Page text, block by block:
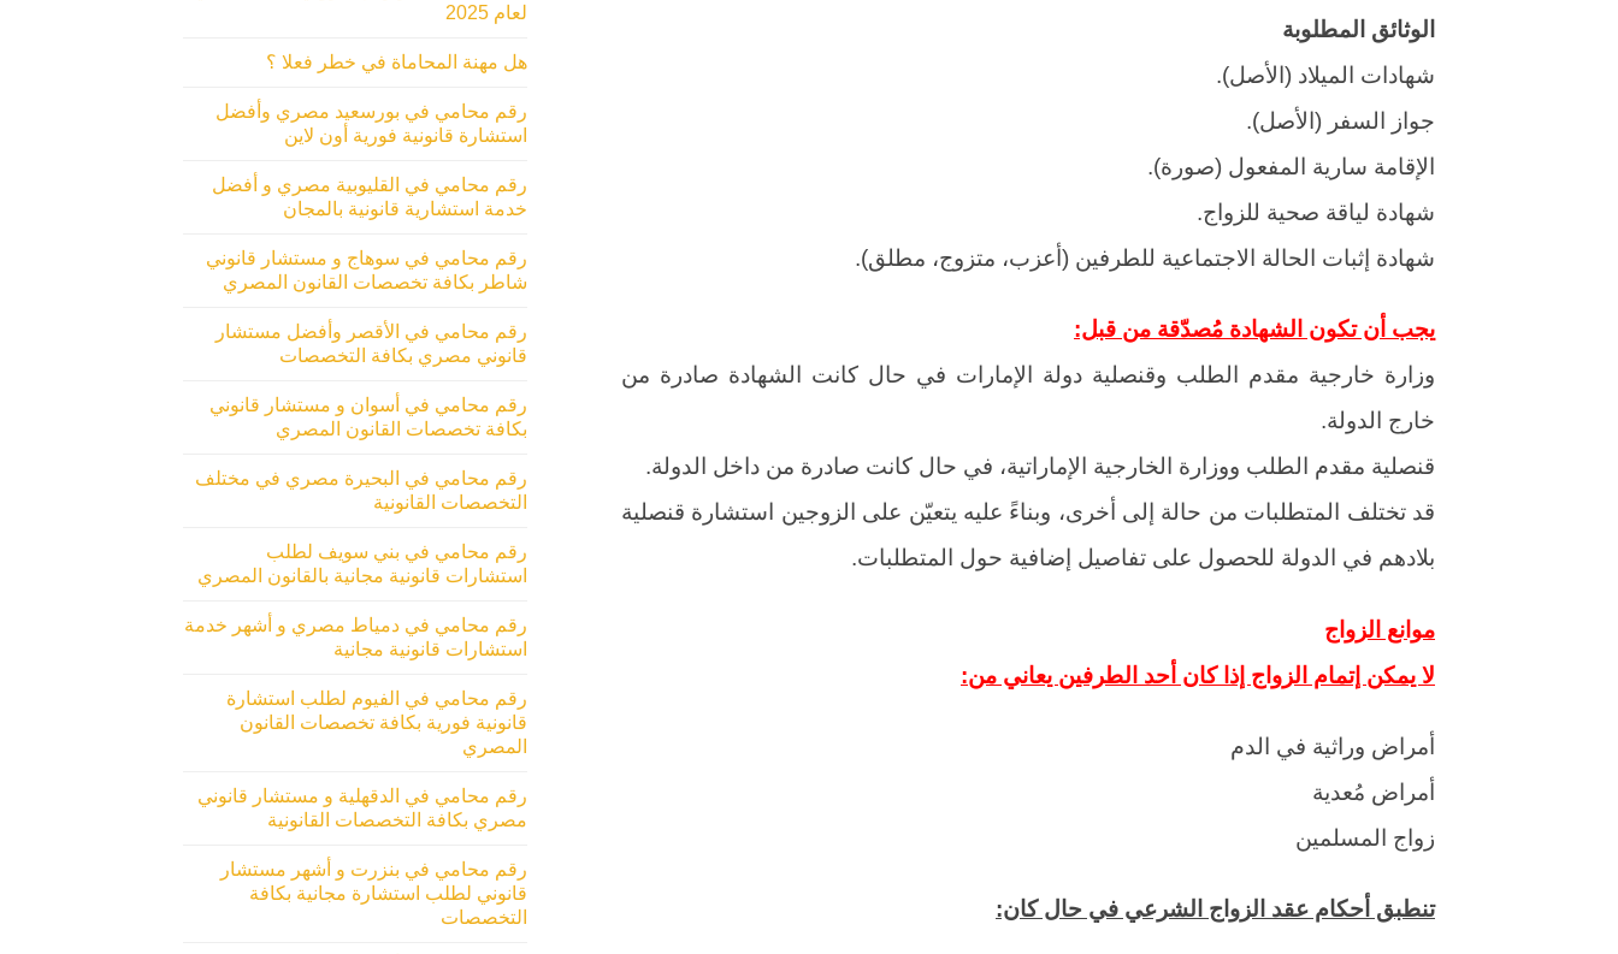
الوثائق المطلوبة
شهادات الميلاد (الأصل).
جواز السفر (الأصل).
الإقامة سارية المفعول (صورة).
شهادة لياقة صحية للزواج.
شهادة إثبات الحالة الاجتماعية للطرفين (أعزب، متزوج، مطلق).
يجب أن تكون الشهادة مُصدّقة من قبل:
وزارة خارجية مقدم الطلب وقنصلية دولة الإمارات في حال كانت الشهادة صادرة من
خارج الدولة.
قنصلية مقدم الطلب ووزارة الخارجية الإماراتية، في حال كانت صادرة من داخل الدولة.
قد تختلف المتطلبات من حالة إلى أخرى، وبناءً عليه يتعيّن على الزوجين استشارة قنصلية
بلادهم في الدولة للحصول على تفاصيل إضافية حول المتطلبات.
موانع الزواج
لا يمكن إتمام الزواج إذا كان أحد الطرفين يعاني من:
أمراض وراثية في الدم
أمراض مُعدية
زواج المسلمين
تنطبق أحكام عقد الزواج الشرعي في حال كان:
لعام 2025
هل مهنة المحاماة في خطر فعلا ؟
رقم محامي في بورسعيد مصري وأفضل
استشارة قانونية فورية أون لاين
رقم محامي في القليوبية مصري و أفضل
خدمة استشارية قانونية بالمجان
رقم محامي في سوهاج و مستشار قانوني
شاطر بكافة تخصصات القانون المصري
رقم محامي في الأقصر وأفضل مستشار
قانوني مصري بكافة التخصصات
رقم محامي في أسوان و مستشار قانوني
بكافة تخصصات القانون المصري
رقم محامي في البحيرة مصري في مختلف
التخصصات القانونية
رقم محامي في بني سويف لطلب
استشارات قانونية مجانية بالقانون المصري
رقم محامي في دمياط مصري و أشهر خدمة
استشارات قانونية مجانية
رقم محامي في الفيوم لطلب استشارة
قانونية فورية بكافة تخصصات القانون
المصري
رقم محامي في الدقهلية و مستشار قانوني
مصري بكافة التخصصات القانونية
رقم محامي في بنزرت و أشهر مستشار
قانوني لطلب استشارة مجانية بكافة
التخصصات